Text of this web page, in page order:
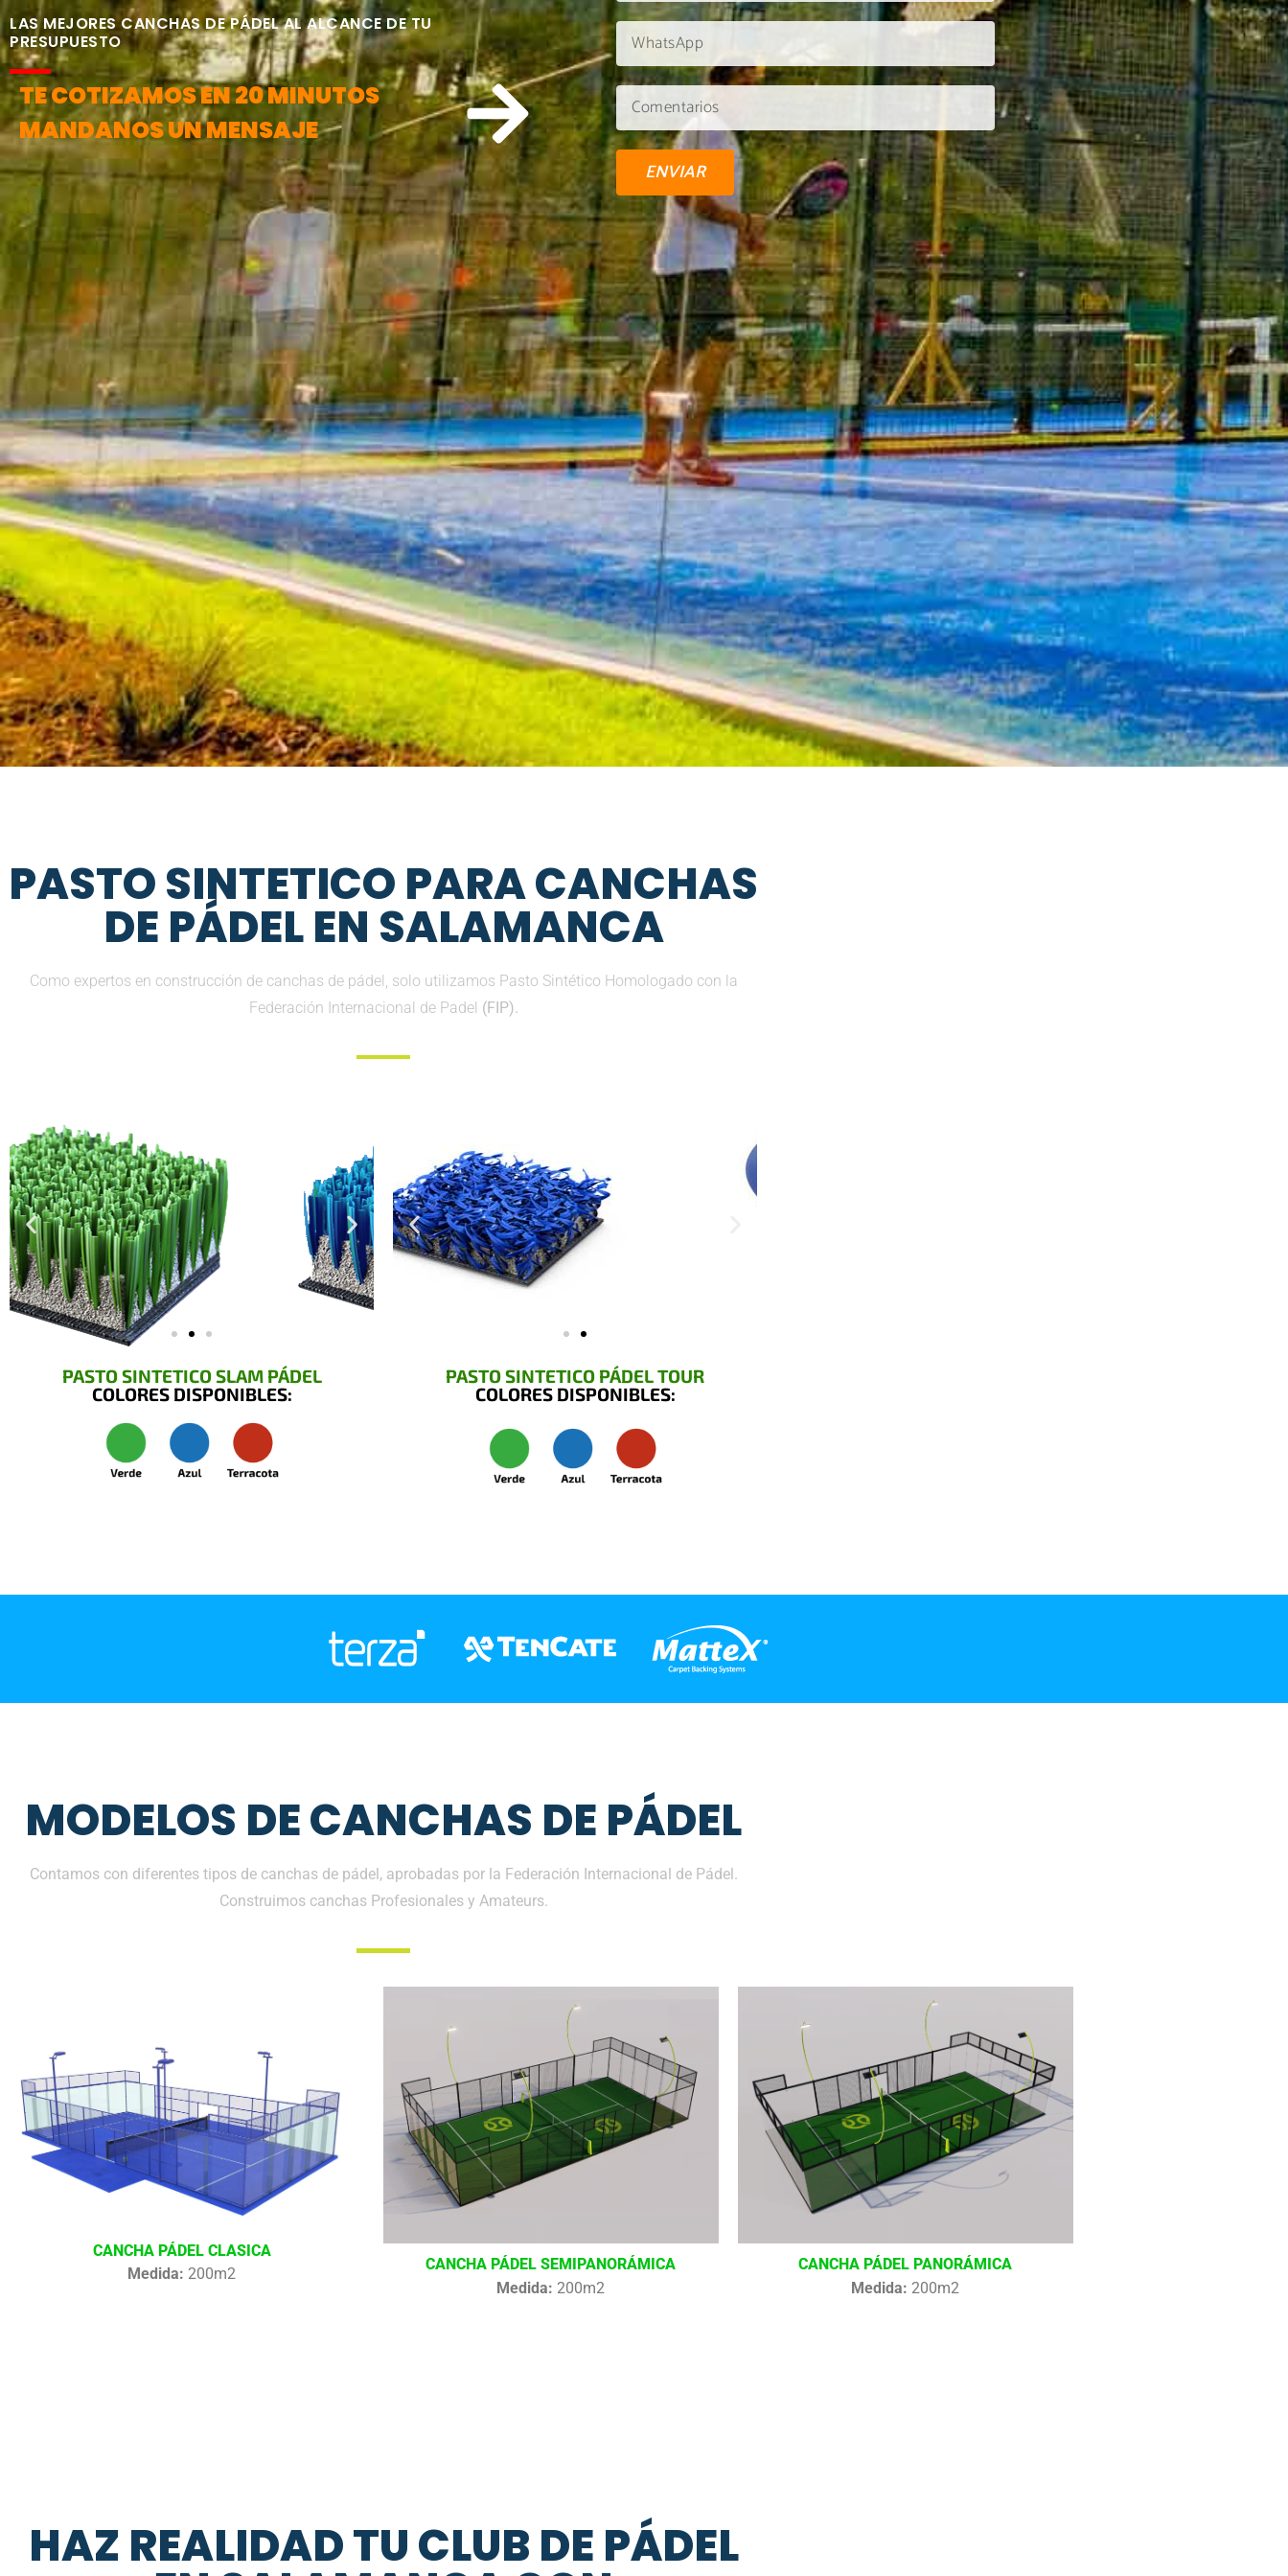
LAS MEJORES CANCHAS DE PÁDEL AL ALCANCE DE TU
PRESUPUESTO
TE COTIZAMOS EN 20 MINUTOS
MANDANOS UN MENSAJE
ENVIAR
PASTO SINTETICO PARA CANCHAS
DE PÁDEL EN SALAMANCA
Como expertos en construcción de canchas de pádel, solo utilizamos Pasto Sintético Homologado con la
Federación Internacional de Padel (FIP).
PASTO SINTETICO SLAM PÁDEL
COLORES DISPONIBLES:
PASTO SINTETICO PÁDEL TOUR
COLORES DISPONIBLES:
MODELOS DE CANCHAS DE PÁDEL
Contamos con diferentes tipos de canchas de pádel, aprobadas por la Federación Internacional de Pádel.
Construimos canchas Profesionales y Amateurs.
CANCHA PÁDEL CLASICA
Medida: 200m2
CANCHA PÁDEL SEMIPANORÁMICA
Medida: 200m2
CANCHA PÁDEL PANORÁMICA
Medida: 200m2
HAZ REALIDAD TU CLUB DE PÁDEL